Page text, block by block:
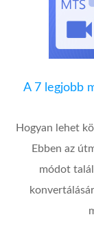
A 7 legjobb
Hogyan lehet
Ebben az
módot